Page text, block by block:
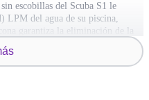
escobillas del Scuba S1 le
LPM del agua de su piscina,
garantiza la eliminación de la
para una movilidad superior:
importa el terreno de su piscina,
Las bandas del Scuba S1